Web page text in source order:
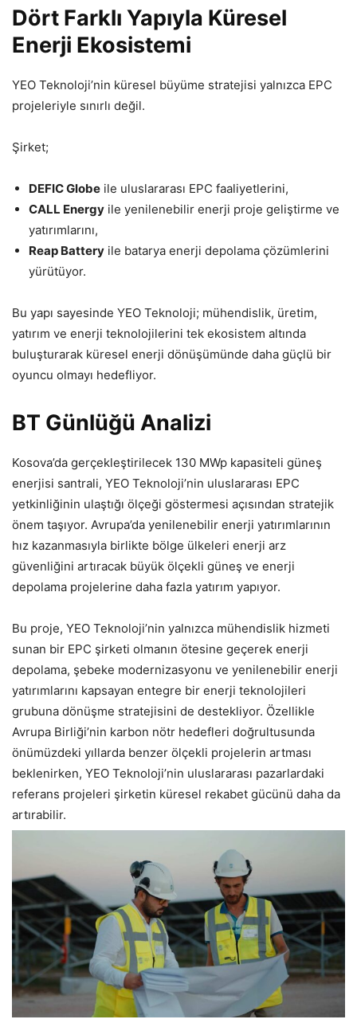
Dört Farklı Yapıyla Küresel
Enerji Ekosistemi
YEO Teknoloji’nin küresel büyüme stratejisi yalnızca EPC
projeleriyle sınırlı değil.
Şirket;
DEFIC Globe ile uluslararası EPC faaliyetlerini,
CALL Energy ile yenilenebilir enerji proje geliştirme ve
yatırımlarını,
Reap Battery ile batarya enerji depolama çözümlerini
yürütüyor.
Bu yapı sayesinde YEO Teknoloji; mühendislik, üretim,
yatırım ve enerji teknolojilerini tek ekosistem altında
buluşturarak küresel enerji dönüşümünde daha güçlü bir
oyuncu olmayı hedefliyor.
BT Günlüğü Analizi
Kosova’da gerçekleştirilecek 130 MWp kapasiteli güneş
enerjisi santrali, YEO Teknoloji’nin uluslararası EPC
yetkinliğinin ulaştığı ölçeği göstermesi açısından stratejik
önem taşıyor. Avrupa’da yenilenebilir enerji yatırımlarının
hız kazanmasıyla birlikte bölge ülkeleri enerji arz
güvenliğini artıracak büyük ölçekli güneş ve enerji
depolama projelerine daha fazla yatırım yapıyor.
Bu proje, YEO Teknoloji’nin yalnızca mühendislik hizmeti
sunan bir EPC şirketi olmanın ötesine geçerek enerji
depolama, şebeke modernizasyonu ve yenilenebilir enerji
yatırımlarını kapsayan entegre bir enerji teknolojileri
grubuna dönüşme stratejisini de destekliyor. Özellikle
Avrupa Birliği’nin karbon nötr hedefleri doğrultusunda
önümüzdeki yıllarda benzer ölçekli projelerin artması
beklenirken, YEO Teknoloji’nin uluslararası pazarlardaki
referans projeleri şirketin küresel rekabet gücünü daha da
artırabilir.